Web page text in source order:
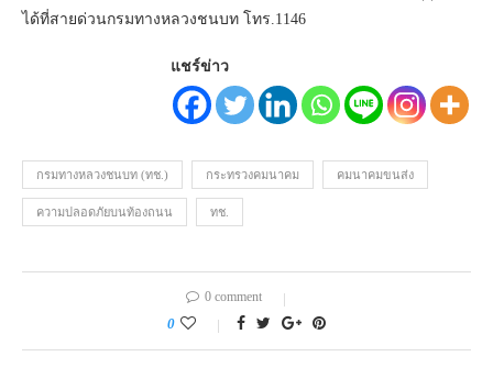
ได้ที่สายด่วนกรมทางหลวงชนบท โทร.1146
แชร์ข่าว
กรมทางหลวงชนบท (ทช.) กระทรวงคมนาคม คมนาคมขนส่ง
ความปลอดภัยบนท้องถนน ทช.
0 comment
0